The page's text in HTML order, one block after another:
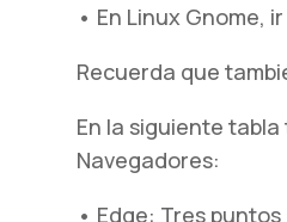
• En Linux Gnome,
Recuerda que
En la siguiente
Navegadores:
• Edge: Tres